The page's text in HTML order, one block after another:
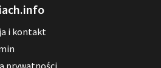
i kontakt
prywatności